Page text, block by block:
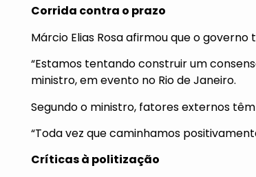
Corrida contra o prazo
Márcio Elias Rosa afirmou que o
“Estamos tentando construir um
ministro, em evento no Rio de Janeiro.
Segundo o ministro, fatores externos
“Toda vez que caminhamos
Críticas à politização